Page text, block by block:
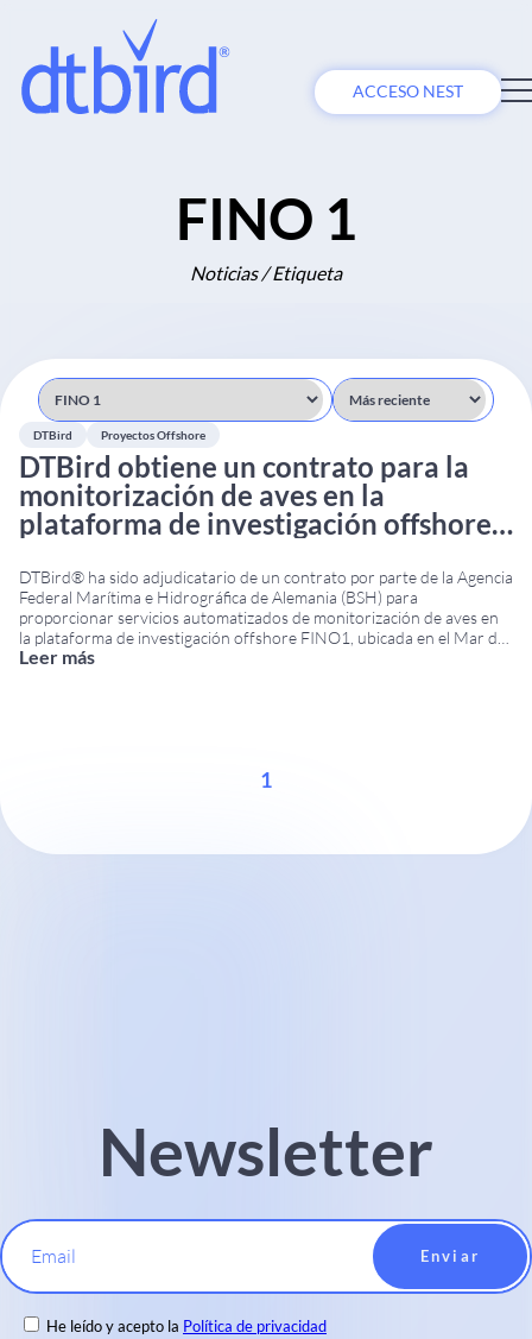
ACCESO NEST
FINO 1
Noticias / Etiqueta
DTBird Proyectos Offshore
DTBird obtiene un contrato para la
monitorización de aves en la
plataforma de investigación offshore
DTBird® ha sido adjudicatario de un contrato por parte de la Agencia
Federal Marítima e Hidrográfica de Alemania (BSH) para
proporcionar servicios automatizados de monitorización de aves en
la plataforma de investigación offshore FINO1, ubicada en el Mar del
Norte. El BSH es la autoridad federal responsable de la navegación
Leer más
1
Newsletter
Email
He leído y acepto la Política de privacidad